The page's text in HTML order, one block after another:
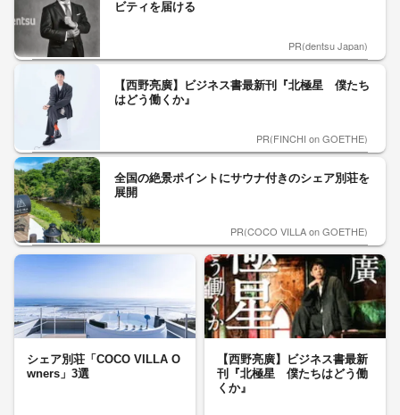
ビティを届ける
PR(dentsu Japan)
【西野亮廣】ビジネス書最新刊『北極星 僕たち
はどう働くか』
PR(FINCHI on GOETHE)
全国の絶景ポイントにサウナ付きのシェア別荘を
展開
PR(COCO VILLA on GOETHE)
シェア別荘「COCO VILLA O
wners」3選
【西野亮廣】ビジネス書最新
刊『北極星 僕たちはどう働
くか』